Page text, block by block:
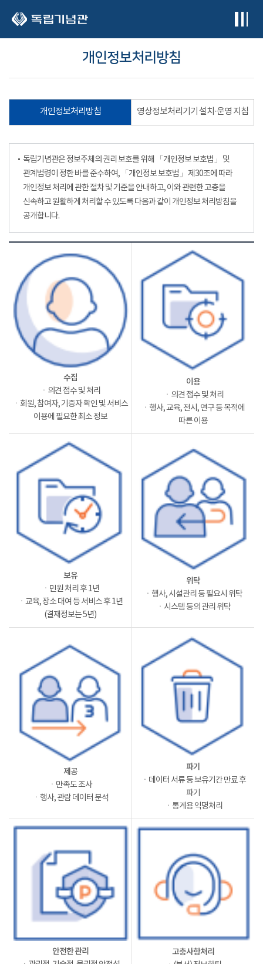
개인정보처리방침
개인정보처리방침 영상정보처리기기 설치·운영 지침
독립기념관은 정보주체의 권리 보호를 위해 「개인정보 보호법」 및
관계법령이 정한 바를 준수하여, 「개인정보 보호법」 제30조에 따라
개인정보 처리에 관한 절차 및 기준을 안내하고, 이와 관련한 고충을
신속하고 원활하게 처리할 수 있도록 다음과 같이 개인정보 처리방침을
공개합니다.
수집
ㆍ의견 접수 및 처리
ㆍ회원, 참여자, 기증자 확인 및 서비스
이용에 필요한 최소 정보
이용
ㆍ의견 접수 및 처리
ㆍ행사, 교육, 전시, 연구 등 목적에
따른 이용
보유
ㆍ민원 처리 후 1년
ㆍ교육, 장소 대여 등 서비스 후 1년
(결재정보는 5년)
위탁
ㆍ행사, 시설관리 등 필요시 위탁
ㆍ시스템 등의 관리 위탁
제공
ㆍ만족도 조사
ㆍ행사, 관람 데이터 분석
파기
ㆍ데이터 서류 등 보유기간 만료 후
파기
ㆍ통계용 익명처리
안전한 관리 고충사항처리